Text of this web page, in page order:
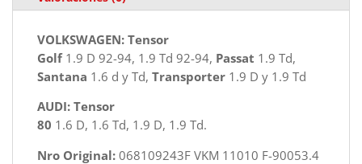
VOLKSWAGEN: Tensor
Golf1.9 D 92-94, 1.9 Td 92-94, Passat 1.9 Td,
Santana 1.6 d y Td, Transporter 1.9 D y 1.9 Td
AUDI: Tensor
80 1.6 D, 1.6 Td, 1.9 D, 1.9 Td.
Nro Original: 068109243F VKM 11010 F-90053.4